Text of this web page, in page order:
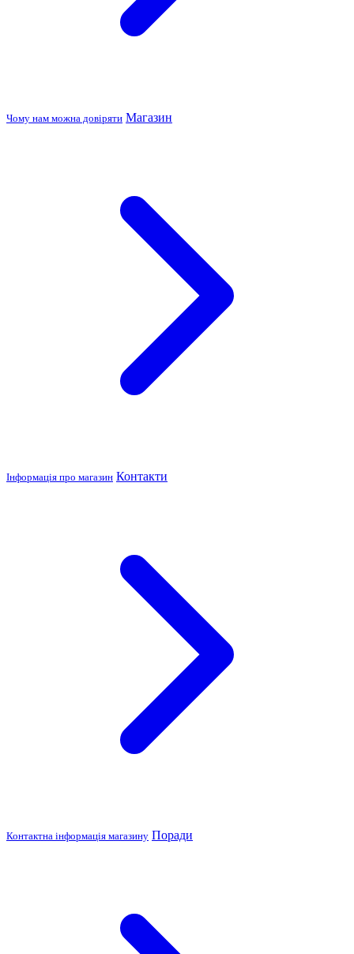
Чому нам можна довіряти Магазин
Інформація про магазин Контакти
Контактна інформація магазину Поради